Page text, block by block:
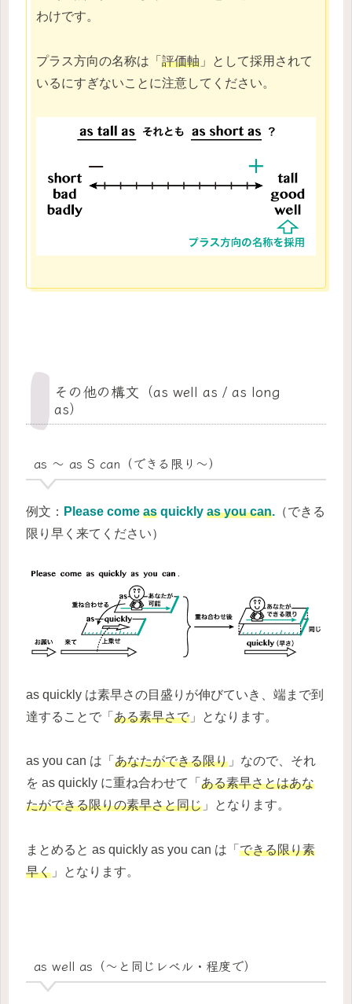
わけです。
プラス方向の名称は「 評価軸 」として採用されて
いるにすぎないことに注意してください。
その他の構文（as well as / as long
as）
as ～ as S can（できる限り～）
例文： Please come as quickly as you can. （できる
限り早く来てください）
as quickly は素早さの目盛りが伸びていき、端まで到
達することで「 ある素早さで 」となります。
as you can は「 あなたができる限り 」なので、それ
を as quickly に重ね合わせて「 ある素早さとはあな
たができる限りの素早さと同じ 」となります。
まとめると as quickly as you can は「 できる限り素
早く 」となります。
as well as（～と同じレベル・程度で）